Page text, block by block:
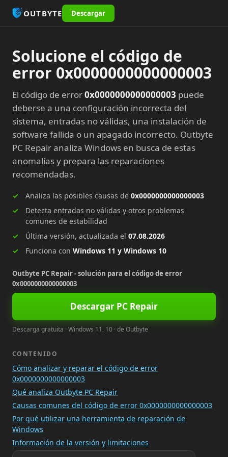
OUTBYTE Descargar
Solucione el código de
error 0x0000000000000003
El código de error0x0000000000000003 puede
deberse a una configuración incorrecta del
sistema, entradas no válidas, una instalación de
software fallida o un apagado incorrecto. Outbyte
PC Repair analiza Windows en busca de estas
anomalías y prepara las reparaciones
recomendadas.
Analiza las posibles causas de 0x0000000000000003
Detecta entradas no válidas y otros problemas
comunes de estabilidad
Última versión, actualizada el 07.08.2026
Funciona con Windows 11 y Windows 10
Outbyte PC Repair - solución para el código de error
0x0000000000000003
Descargar PC Repair
Descarga gratuita · Windows 11, 10 · de Outbyte
CONTENIDO
Cómo analizar y reparar el código de error
0x0000000000000003
Qué analiza Outbyte PC Repair
Causas comunes del código de error 0x0000000000000003
Por qué utilizar una herramienta de reparación de
Windows
Información de la versión y limitaciones